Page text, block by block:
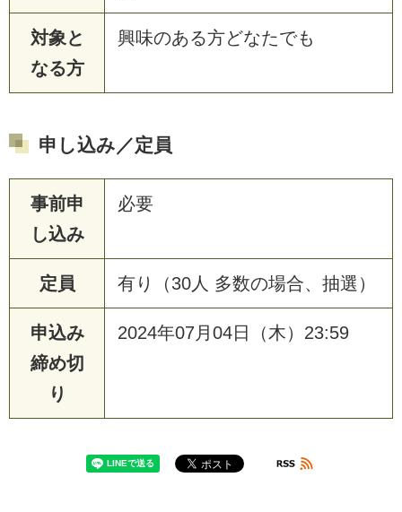
対象と
なる方
興味のある方どなたでも
申し込み／定員
事前申
し込み
必要
定員 有り（30人 多数の場合、抽選）
申込み
締め切
り
2024年07月04日（木）23:59